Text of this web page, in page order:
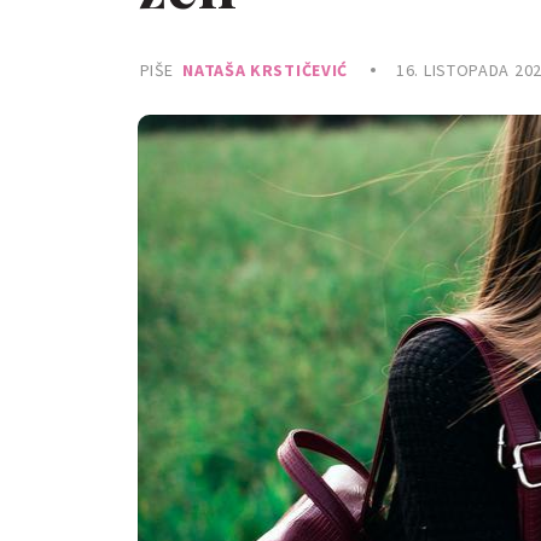
PIŠE NATAŠA KRSTIČEVIĆ 16. LISTOPADA